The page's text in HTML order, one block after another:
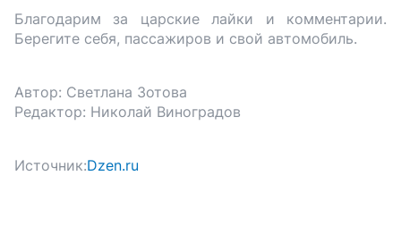
Благодарим за царские лайки и комментарии.
Берегите себя, пассажиров и свой автомобиль.
Автор: Светлана Зотова
Редактор: Николай Виноградов
Источник:Dzen.ru